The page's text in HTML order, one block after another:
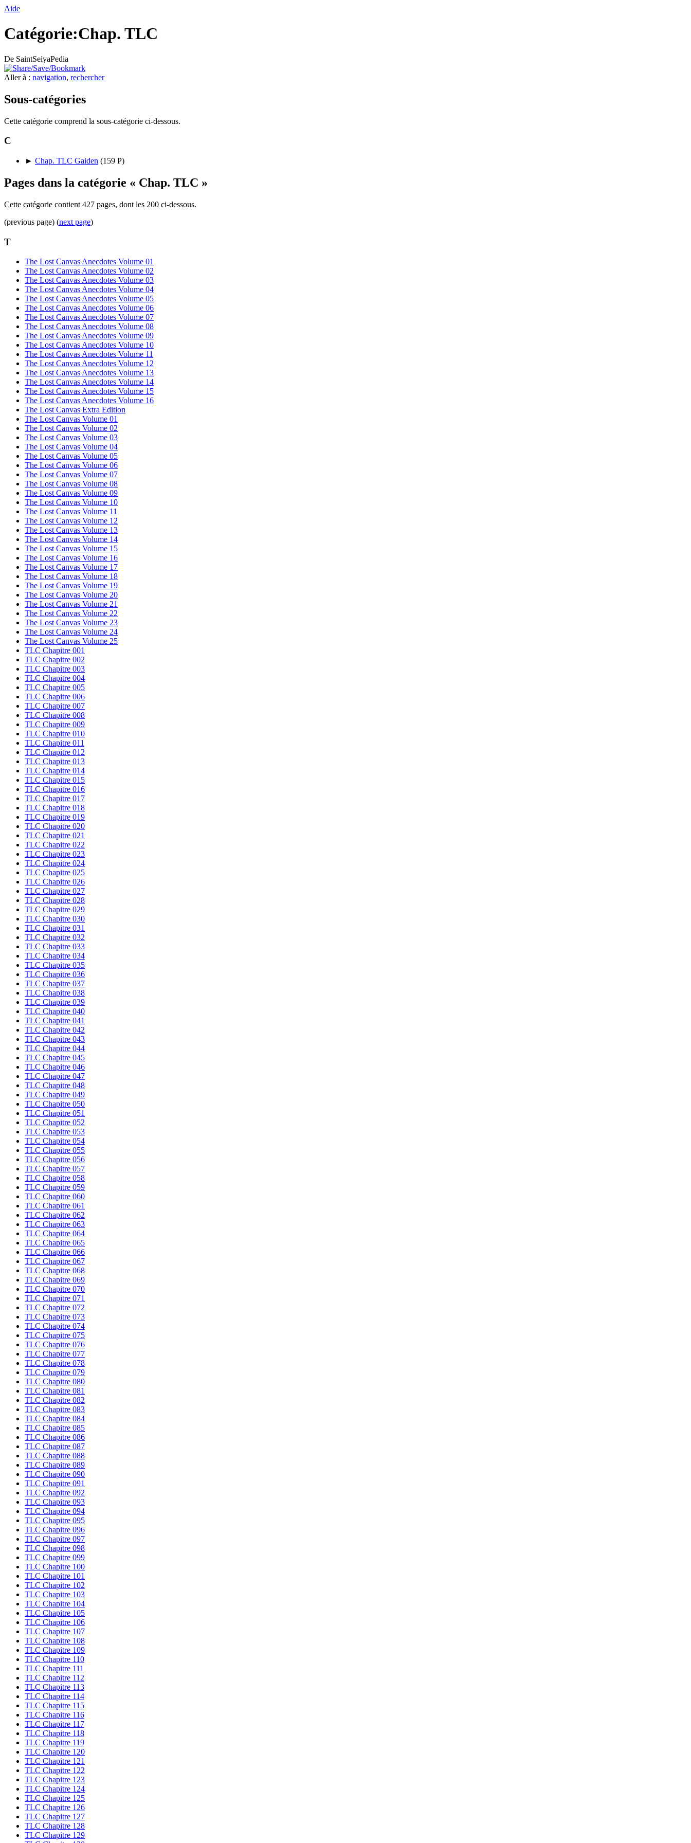
Aide
Catégorie:Chap. TLC
De SaintSeiyaPedia
Aller à : navigation, rechercher
Sous-catégories
Cette catégorie comprend la sous-catégorie ci-dessous.
C
► Chap. TLC Gaiden (159 P)
Pages dans la catégorie « Chap. TLC »
Cette catégorie contient 427 pages, dont les 200 ci-dessous.
(previous page) (next page)
T
The Lost Canvas Anecdotes Volume 01
The Lost Canvas Anecdotes Volume 02
The Lost Canvas Anecdotes Volume 03
The Lost Canvas Anecdotes Volume 04
The Lost Canvas Anecdotes Volume 05
The Lost Canvas Anecdotes Volume 06
The Lost Canvas Anecdotes Volume 07
The Lost Canvas Anecdotes Volume 08
The Lost Canvas Anecdotes Volume 09
The Lost Canvas Anecdotes Volume 10
The Lost Canvas Anecdotes Volume 11
The Lost Canvas Anecdotes Volume 12
The Lost Canvas Anecdotes Volume 13
The Lost Canvas Anecdotes Volume 14
The Lost Canvas Anecdotes Volume 15
The Lost Canvas Anecdotes Volume 16
The Lost Canvas Extra Edition
The Lost Canvas Volume 01
The Lost Canvas Volume 02
The Lost Canvas Volume 03
The Lost Canvas Volume 04
The Lost Canvas Volume 05
The Lost Canvas Volume 06
The Lost Canvas Volume 07
The Lost Canvas Volume 08
The Lost Canvas Volume 09
The Lost Canvas Volume 10
The Lost Canvas Volume 11
The Lost Canvas Volume 12
The Lost Canvas Volume 13
The Lost Canvas Volume 14
The Lost Canvas Volume 15
The Lost Canvas Volume 16
The Lost Canvas Volume 17
The Lost Canvas Volume 18
The Lost Canvas Volume 19
The Lost Canvas Volume 20
The Lost Canvas Volume 21
The Lost Canvas Volume 22
The Lost Canvas Volume 23
The Lost Canvas Volume 24
The Lost Canvas Volume 25
TLC Chapitre 001
TLC Chapitre 002
TLC Chapitre 003
TLC Chapitre 004
TLC Chapitre 005
TLC Chapitre 006
TLC Chapitre 007
TLC Chapitre 008
TLC Chapitre 009
TLC Chapitre 010
TLC Chapitre 011
TLC Chapitre 012
TLC Chapitre 013
TLC Chapitre 014
TLC Chapitre 015
TLC Chapitre 016
TLC Chapitre 017
TLC Chapitre 018
TLC Chapitre 019
TLC Chapitre 020
TLC Chapitre 021
TLC Chapitre 022
TLC Chapitre 023
TLC Chapitre 024
TLC Chapitre 025
TLC Chapitre 026
TLC Chapitre 027
TLC Chapitre 028
TLC Chapitre 029
TLC Chapitre 030
TLC Chapitre 031
TLC Chapitre 032
TLC Chapitre 033
TLC Chapitre 034
TLC Chapitre 035
TLC Chapitre 036
TLC Chapitre 037
TLC Chapitre 038
TLC Chapitre 039
TLC Chapitre 040
TLC Chapitre 041
TLC Chapitre 042
TLC Chapitre 043
TLC Chapitre 044
TLC Chapitre 045
TLC Chapitre 046
TLC Chapitre 047
TLC Chapitre 048
TLC Chapitre 049
TLC Chapitre 050
TLC Chapitre 051
TLC Chapitre 052
TLC Chapitre 053
TLC Chapitre 054
TLC Chapitre 055
TLC Chapitre 056
TLC Chapitre 057
TLC Chapitre 058
TLC Chapitre 059
TLC Chapitre 060
TLC Chapitre 061
TLC Chapitre 062
TLC Chapitre 063
TLC Chapitre 064
TLC Chapitre 065
TLC Chapitre 066
TLC Chapitre 067
TLC Chapitre 068
TLC Chapitre 069
TLC Chapitre 070
TLC Chapitre 071
TLC Chapitre 072
TLC Chapitre 073
TLC Chapitre 074
TLC Chapitre 075
TLC Chapitre 076
TLC Chapitre 077
TLC Chapitre 078
TLC Chapitre 079
TLC Chapitre 080
TLC Chapitre 081
TLC Chapitre 082
TLC Chapitre 083
TLC Chapitre 084
TLC Chapitre 085
TLC Chapitre 086
TLC Chapitre 087
TLC Chapitre 088
TLC Chapitre 089
TLC Chapitre 090
TLC Chapitre 091
TLC Chapitre 092
TLC Chapitre 093
TLC Chapitre 094
TLC Chapitre 095
TLC Chapitre 096
TLC Chapitre 097
TLC Chapitre 098
TLC Chapitre 099
TLC Chapitre 100
TLC Chapitre 101
TLC Chapitre 102
TLC Chapitre 103
TLC Chapitre 104
TLC Chapitre 105
TLC Chapitre 106
TLC Chapitre 107
TLC Chapitre 108
TLC Chapitre 109
TLC Chapitre 110
TLC Chapitre 111
TLC Chapitre 112
TLC Chapitre 113
TLC Chapitre 114
TLC Chapitre 115
TLC Chapitre 116
TLC Chapitre 117
TLC Chapitre 118
TLC Chapitre 119
TLC Chapitre 120
TLC Chapitre 121
TLC Chapitre 122
TLC Chapitre 123
TLC Chapitre 124
TLC Chapitre 125
TLC Chapitre 126
TLC Chapitre 127
TLC Chapitre 128
TLC Chapitre 129